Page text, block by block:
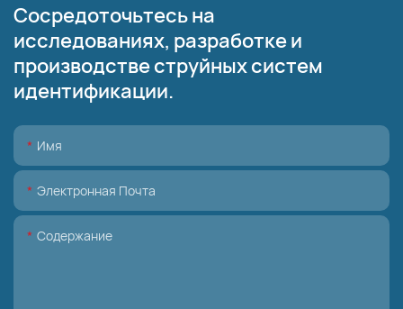
Сосредоточьтесь на
исследованиях, разработке и
производстве струйных систем
идентификации.
Имя
Электронная Почта
Содержание